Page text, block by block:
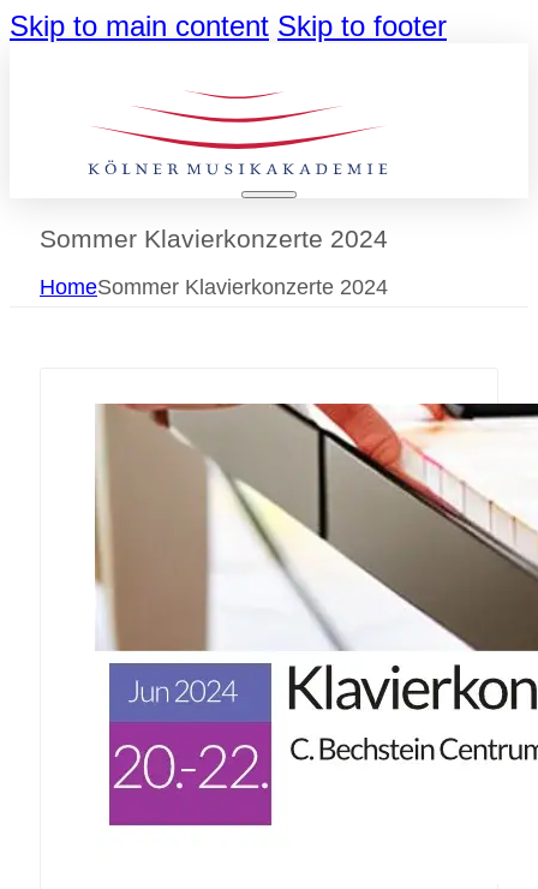
Skip to main content Skip to footer
Sommer Klavierkonzerte 2024
HomeSommer Klavierkonzerte 2024